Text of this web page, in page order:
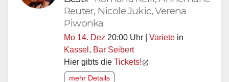
Reuter, Nicole Jukic, Verena
Piwonka
Mo 14. Dez 20:00 Uhr | Variete in
Kassel , Bar Seibert
Hier gibts die Tickets!
mehr Details